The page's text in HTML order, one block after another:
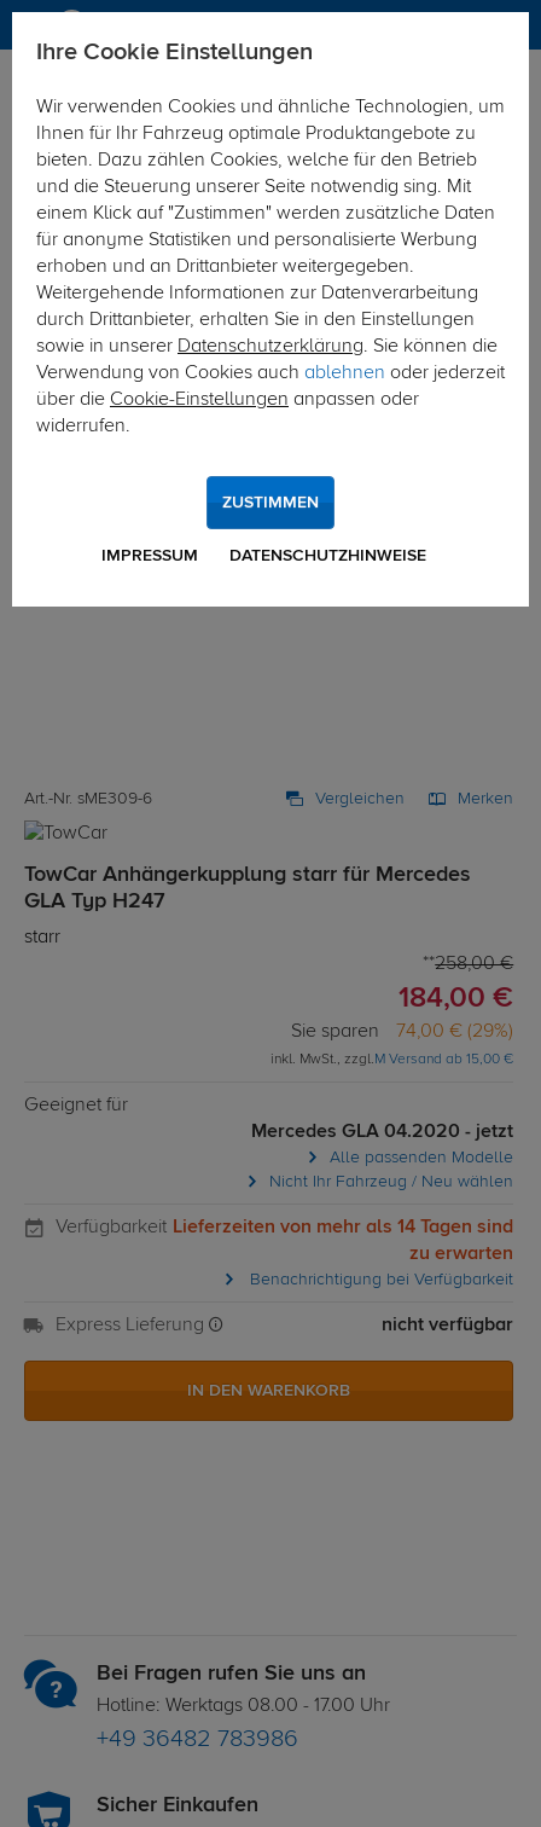
Hier geht's zur Fahrzeugübersicht: Mercedes GLA
Art.-Nr. sME309-6 Vergleichen Merken
TowCar Anhängerkupplung starr für Mercedes
GLA Typ H247
starr
258,00 €
184,00 €
Sie sparen 74,00 € (29%)
inkl. MwSt., zzgl.M Versand ab 15,00 €
Geeignet für
Mercedes GLA 04.2020 - jetzt
Alle passenden Modelle
Nicht Ihr Fahrzeug / Neu wählen
Verfügbarkeit Lieferzeiten von mehr als 14 Tagen sind
zu erwarten
Benachrichtigung bei Verfügbarkeit
Express Lieferung nicht verfügbar
IN DEN WARENKORB
Bei Fragen rufen Sie uns an
Hotline: Werktags 08.00 - 17.00 Uhr
+49 36482 783986
Sicher Einkaufen
Ihre Cookie Einstellungen
Wir verwenden Cookies und ähnliche Technologien, um
Ihnen für Ihr Fahrzeug optimale Produktangebote zu
bieten. Dazu zählen Cookies, welche für den Betrieb
und die Steuerung unserer Seite notwendig sing. Mit
einem Klick auf "Zustimmen" werden zusätzliche Daten
für anonyme Statistiken und personalisierte Werbung
erhoben und an Drittanbieter weitergegeben.
Weitergehende Informationen zur Datenverarbeitung
durch Drittanbieter, erhalten Sie in den Einstellungen
sowie in unserer Datenschutzerklärung. Sie können die
Verwendung von Cookies auch ablehnen oder jederzeit
über die Cookie-Einstellungen anpassen oder
widerrufen.
IMPRESSUM DATENSCHUTZHINWEISE
ZUSTIMMEN